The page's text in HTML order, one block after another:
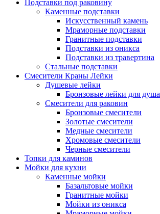
Подставки под раковину
Каменные подставки
Искусственный камень
Мраморные подставки
Гранитные подставки
Подставки из оникса
Подставки из травертина
Стальные подставки
Смесители Краны Лейки
Душевые лейки
Бронзовые лейки для душа
Смесители для раковин
Бронзовые смесители
Золотые смесители
Медные смесители
Хромовые смесители
Черные смесители
Топки для каминов
Мойки для кухни
Каменные мойки
Базальтовые мойки
Гранитные мойки
Мойки из оникса